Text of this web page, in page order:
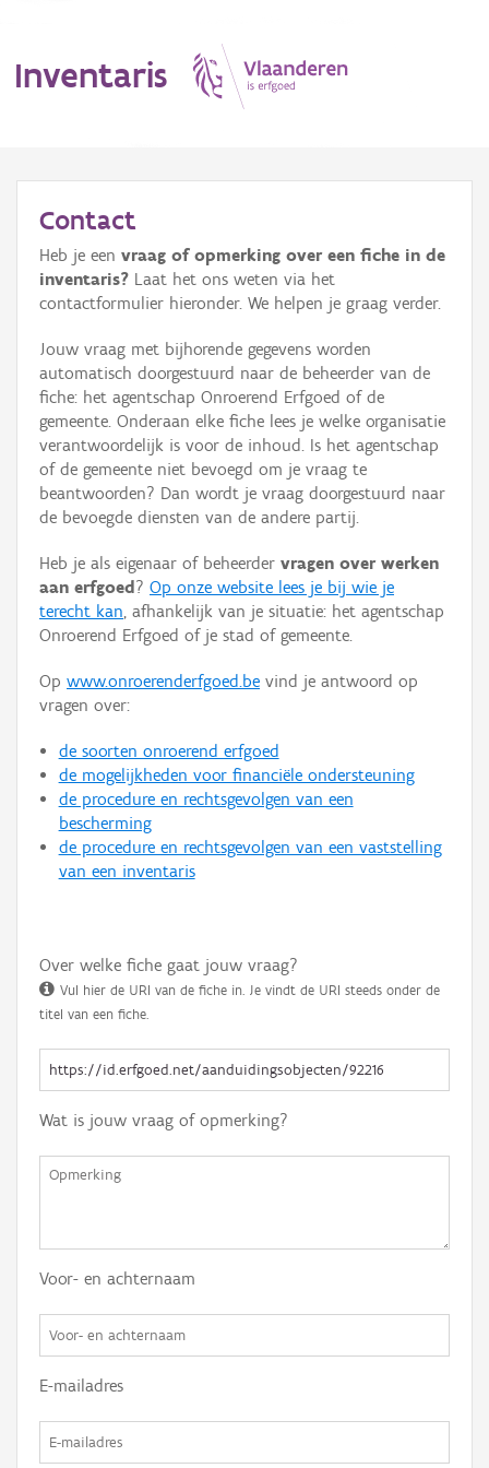
Inventaris
Erfgoedobject
Aanduidingsobject
Waarneming
Thema
Gebeurtenis
Persoon of collectief
Hergebruik
Aanmelden
Contact
Heb je een vraag of opmerking over een fiche in de
inventaris? Laat het ons weten via het
contactformulier hieronder. We helpen je graag verder.
Jouw vraag met bijhorende gegevens worden
automatisch doorgestuurd naar de beheerder van de
fiche: het agentschap Onroerend Erfgoed of de
gemeente. Onderaan elke fiche lees je welke organisatie
verantwoordelijk is voor de inhoud. Is het agentschap
of de gemeente niet bevoegd om je vraag te
beantwoorden? Dan wordt je vraag doorgestuurd naar
de bevoegde diensten van de andere partij.
Heb je als eigenaar of beheerder vragen over werken
aan erfgoed ? Op onze website lees je bij wie je
terecht kan, afhankelijk van je situatie: het agentschap
Onroerend Erfgoed of je stad of gemeente.
Op www.onroerenderfgoed.be vind je antwoord op
vragen over:
de soorten onroerend erfgoed
de mogelijkheden voor financiële ondersteuning
de procedure en rechtsgevolgen van een
bescherming
de procedure en rechtsgevolgen van een vaststelling
van een inventaris
Over welke fiche gaat jouw vraag?
Vul hier de URI van de fiche in. Je vindt de URI steeds onder de
titel van een fiche.
Wat is jouw vraag of opmerking?
Voor- en achternaam
E-mailadres